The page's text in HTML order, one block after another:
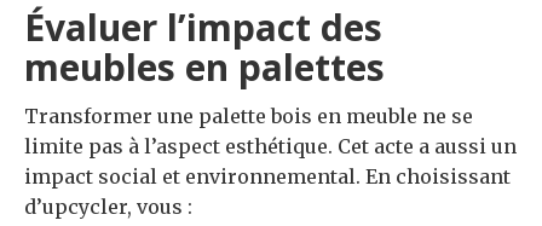
Évaluer l’impact des
meubles en palettes
Transformer une palette bois en meuble ne se
limite pas à l’aspect esthétique. Cet acte a aussi un
impact social et environnemental. En choisissant
d’upcycler, vous :